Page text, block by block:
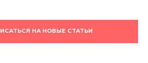
НА НОВЫЕ СТАТЬИ